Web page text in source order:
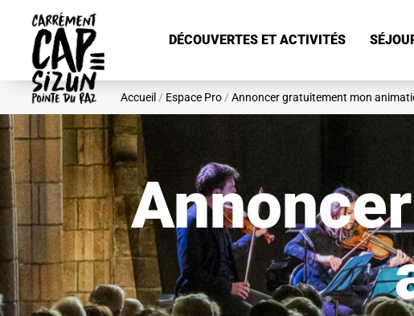
Aller au contenu principal
DÉCOUVERTES ET ACTIVITÉS
Accueil / Espace Pro / Annoncer gratuitement mon